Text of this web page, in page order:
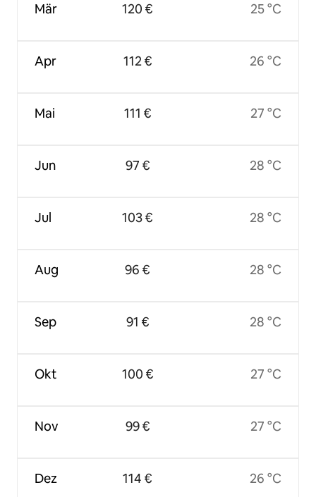
Mär
Apr
Mai
Jun
Jul
Aug
Sep
Okt
Nov
Dez
120 €
112 €
111 €
97 €
103 €
96 €
91 €
100 €
99 €
114 €
25 °C
26 °C
27 °C
28 °C
28 °C
28 °C
28 °C
27 °C
27 °C
26 °C